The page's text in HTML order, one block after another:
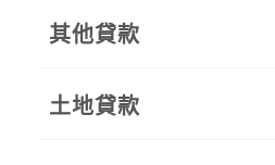
其他貸款
土地貸款